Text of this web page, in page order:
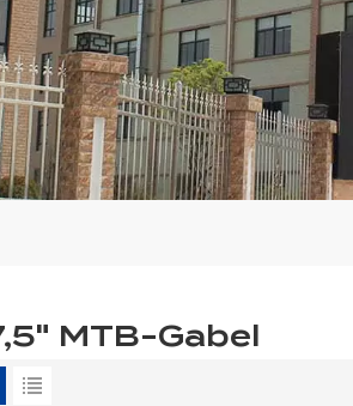
MTB-Gabel